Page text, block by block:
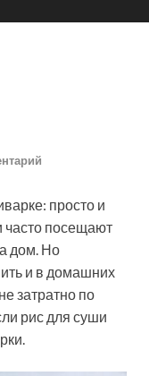
просто и
часто посещают
дом. Но
и в домашних
затратно по
рис для суши